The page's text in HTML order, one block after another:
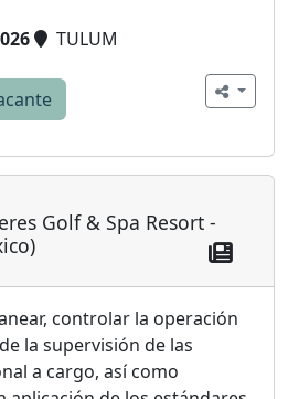
TULUM
Golf & Spa Resort -
controlar la operación
la supervisión de las
a cargo, así como